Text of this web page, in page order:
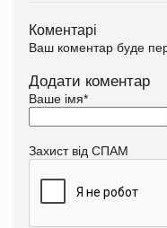
Коментарі
Ваш коментар буде
Додати коментар
Ваше імя*
Захист від СПАМ